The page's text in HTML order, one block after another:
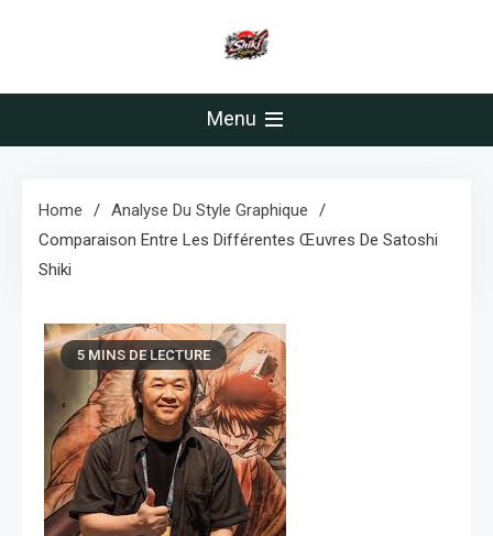
Menu
Home
Analyse Du Style Graphique
Comparaison Entre Les Différentes Œuvres De Satoshi
Shiki
5 MINS DE LECTURE